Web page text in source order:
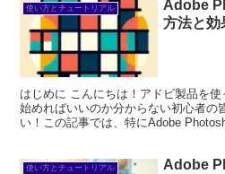
使い方とチュートリアル
Adobe
方法と効
はじめに こんにちは！アドビ製品を
始めればいいのか分からない初心者の
い！この記事では、特にAdobe
使い方とチュートリアル
Adobe